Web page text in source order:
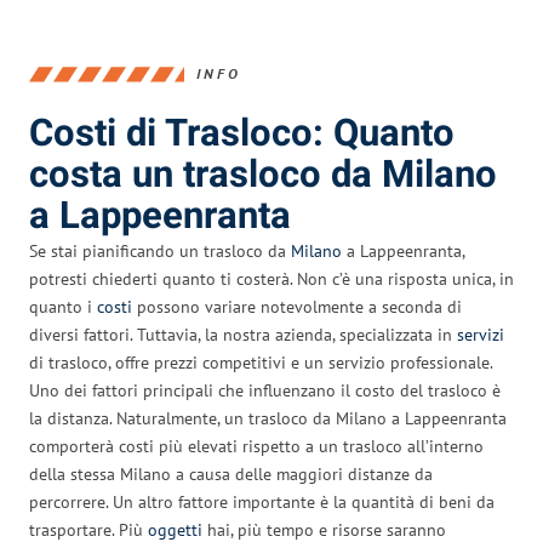
INFO
Costi di Trasloco: Quanto
costa un trasloco da Milano
a Lappeenranta
Se stai pianificando un trasloco da Milano a Lappeenranta,
potresti chiederti quanto ti costerà. Non c’è una risposta unica, in
quanto i costi possono variare notevolmente a seconda di
diversi fattori. Tuttavia, la nostra azienda, specializzata in servizi
di trasloco, offre prezzi competitivi e un servizio professionale.
Uno dei fattori principali che influenzano il costo del trasloco è
la distanza. Naturalmente, un trasloco da Milano a Lappeenranta
comporterà costi più elevati rispetto a un trasloco all’interno
della stessa Milano a causa delle maggiori distanze da
percorrere. Un altro fattore importante è la quantità di beni da
trasportare. Più oggetti hai, più tempo e risorse saranno